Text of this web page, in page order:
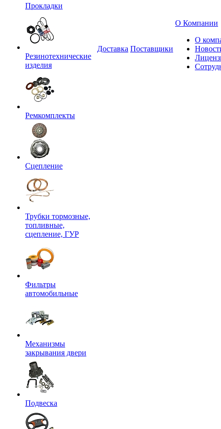
Прокладки
Резинотехнические
изделия
Ремкомплекты
Сцепление
Трубки тормозные,
топливные,
сцепление, ГУР
Фильтры
автомобильные
Механизмы
закрывания двери
Подвеска
Доставка Поставщики
О Компании
О